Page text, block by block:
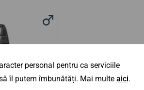
personal pentru ca serviciile
îl putem îmbunătăți. Mai multe aici.